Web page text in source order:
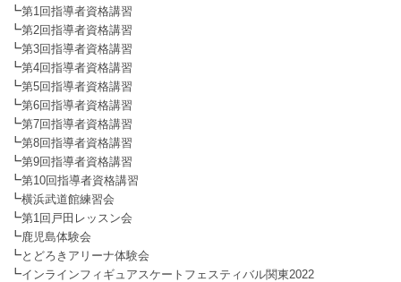
┗第1回指導者資格講習
┗第2回指導者資格講習
┗第3回指導者資格講習
┗第4回指導者資格講習
┗第5回指導者資格講習
┗第6回指導者資格講習
┗第7回指導者資格講習
┗第8回指導者資格講習
┗第9回指導者資格講習
┗第10回指導者資格講習
┗横浜武道館練習会
┗第1回戸田レッスン会
┗鹿児島体験会
┗とどろきアリーナ体験会
┗インラインフィギュアスケートフェスティバル関東2022